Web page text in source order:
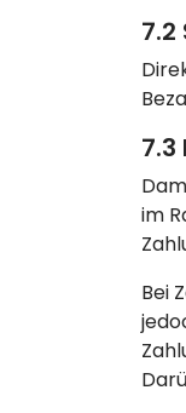
7.3
im
Bei